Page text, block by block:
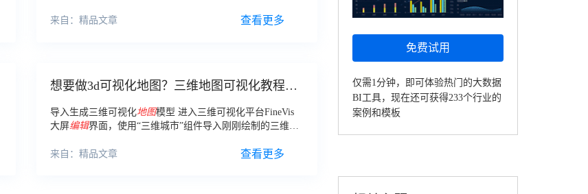
好？
来自：精品文章 查看更多
想要做3d可视化地图？三维地图可视化教程在
导入生成三维可视化地图模型 进入三维可视化平台FineVis
大屏编辑界面，使用“三维城市”组件导入刚刚绘制的三维可
来自：精品文章
查看更多
免费试用
仅需1分钟，即可体验热门的大数据
BI工具，现在还可获得233个行业的
案例和模板